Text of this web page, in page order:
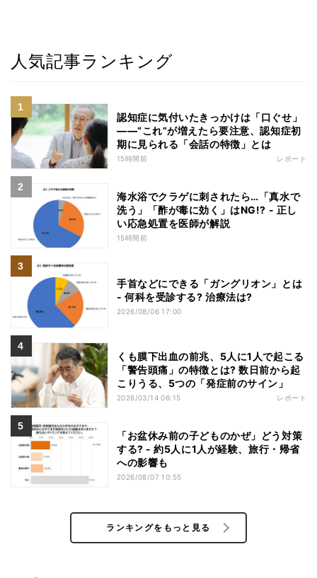
人気記事ランキング
認知症に気付いたきっかけは「口ぐせ」
――“これ”が増えたら要注意、認知症初
期に見られる「会話の特徴」とは
15時間前 レポート
海水浴でクラゲに刺されたら…「真水で
洗う」「酢が毒に効く」はNG!? - 正し
い応急処置を医師が解説
15時間前
手首などにできる「ガングリオン」とは
- 何科を受診する? 治療法は?
2026/08/06 17:00
くも膜下出血の前兆、5人に1人で起こる
「警告頭痛」の特徴とは? 数日前から起
こりうる、5つの「発症前のサイン」
2026/03/14 06:15 レポート
「お盆休み前の子どものかぜ」どう対策
する? - 約5人に1人が経験、旅行・帰省
への影響も
2026/08/07 10:55
ランキングをもっと見る